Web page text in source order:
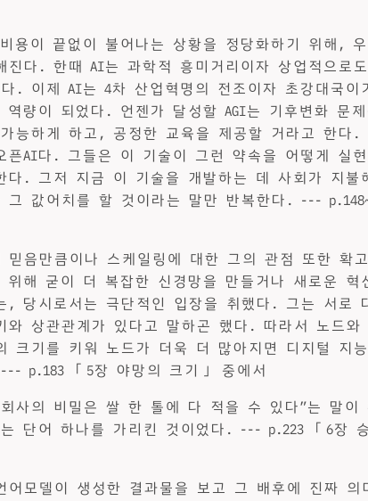
용이 끝없이 불어나는 상황을 정당화하기 위해, 우
진다. 한때 AI는 과학적 흥미거리이자 상업적으로
. 이제 AI는 4차 산업혁명의 전조이자 초강대국이
량이 되었다. 언젠가 달성할 AGI는 기후변화 문
능하게 하고, 공정한 교육을 제공할 거라고 한다.
픈AI다. 그들은 이 기술이 그런 약속을 어떻게 실현
다. 그저 지금 이 기술을 개발하는 데 사회가 지불
그 값어치를 할 것이라는 말만 반복한다. ---
믿음만큼이나 스케일링에 대한 그의 관점 또한 확
위해 굳이 더 복잡한 신경망을 만들거나 새로운 혁
, 당시로서는 극단적인 입장을 취했다. 그는 서로
와 상관관계가 있다고 말하곤 했다. 따라서 노드와
크기를 키워 노드가 더욱 더 많아지면 디지털 지능
p.183 「5장 야망의 크기」 중에서
사의 비밀은 쌀 한 톨에 다 적을 수 있다”는 말이
단어 하나를 가리킨 것이었다. --- p.223 「6장
어모델이 생성한 결과물을 보고 그 배후에 진짜 의